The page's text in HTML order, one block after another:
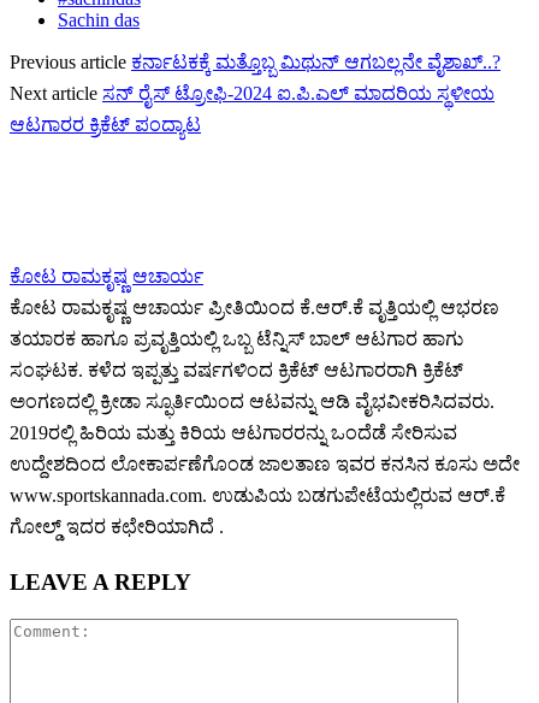
Sachin das
Previous article ಕರ್ನಾಟಕಕ್ಕೆ ಮತ್ತೊಬ್ಬ ಮಿಥುನ್ ಆಗಬಲ್ಲನೇ ವೈಶಾಖ್..?
Next article ಸನ್ ರೈಸ್ ಟ್ರೋಫಿ-2024 ಐ.ಪಿ‌‌.ಎಲ್ ಮಾದರಿಯ ಸ್ಥಳೀಯ
ಆಟಗಾರರ ಕ್ರಿಕೆಟ್ ಪಂದ್ಯಾಟ
ಕೋಟ ರಾಮಕೃಷ್ಣ ಆಚಾರ್ಯ
ಕೋಟ ರಾಮಕೃಷ್ಣ ಆಚಾರ್ಯ ಪ್ರೀತಿಯಿಂದ ಕೆ.ಆರ್.ಕೆ ವೃತ್ತಿಯಲ್ಲಿ ಆಭರಣ
ತಯಾರಕ ಹಾಗೂ ಪ್ರವೃತ್ತಿಯಲ್ಲಿ ಒಬ್ಬ ಟೆನ್ನಿಸ್ ಬಾಲ್ ಆಟಗಾರ ಹಾಗು
ಸಂಘಟಕ. ಕಳೆದ ಇಪ್ಪತ್ತು ವರ್ಷಗಳಿಂದ ಕ್ರಿಕೆಟ್ ಆಟಗಾರರಾಗಿ ಕ್ರಿಕೆಟ್
ಅಂಗಣದಲ್ಲಿ ಕ್ರೀಡಾ ಸ್ಫೂರ್ತಿಯಿಂದ ಆಟವನ್ನು ಆಡಿ ವೈಭವೀಕರಿಸಿದವರು.
2019ರಲ್ಲಿ ಹಿರಿಯ ಮತ್ತು ಕಿರಿಯ ಆಟಗಾರರನ್ನು ಒಂದೆಡೆ ಸೇರಿಸುವ
ಉದ್ದೇಶದಿಂದ ಲೋಕಾರ್ಪಣೆಗೊಂಡ ಜಾಲತಾಣ ಇವರ ಕನಸಿನ ಕೂಸು ಅದೇ
www.sportskannada.com. ಉಡುಪಿಯ ಬಡಗುಪೇಟೆಯಲ್ಲಿರುವ ಆರ್.ಕೆ
ಗೋಲ್ಡ್ ಇದರ ಕಛೇರಿಯಾಗಿದೆ .
LEAVE A REPLY